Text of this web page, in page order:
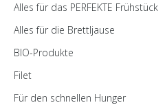
Alles für das PERFEKTE Frühstück
Alles für die Brettljause
BIO-Produkte
Filet
Für den schnellen Hunger